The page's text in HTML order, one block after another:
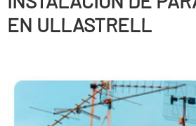
EN ULLASTRELL